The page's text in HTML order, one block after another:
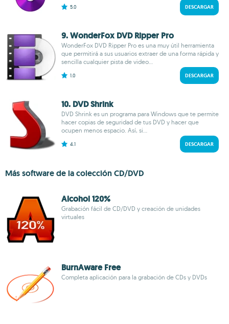
5.0 DESCARGAR
9. WonderFox DVD Ripper Pro
WonderFox DVD Ripper Pro es una muy útil herramienta
que permitirá a sus usuarios extraer de una forma rápida y
sencilla cualquier pista de video...
1.0 DESCARGAR
10. DVD Shrink
DVD Shrink es un programa para Windows que te permite
hacer copias de seguridad de tus DVD y hacer que
ocupen menos espacio. Así, si...
4.1 DESCARGAR
Más software de la colección CD/DVD
Alcohol 120%
Grabación fácil de CD/DVD y creación de unidades
virtuales
BurnAware Free
Completa aplicación para la grabación de CDs y DVDs